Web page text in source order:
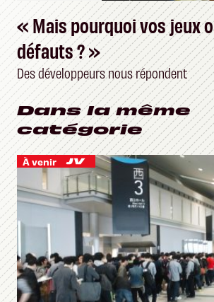
« Mais pourquoi vos jeux
défauts ? »
Des développeurs nous répondent
Dans la même
catégorie
À venir